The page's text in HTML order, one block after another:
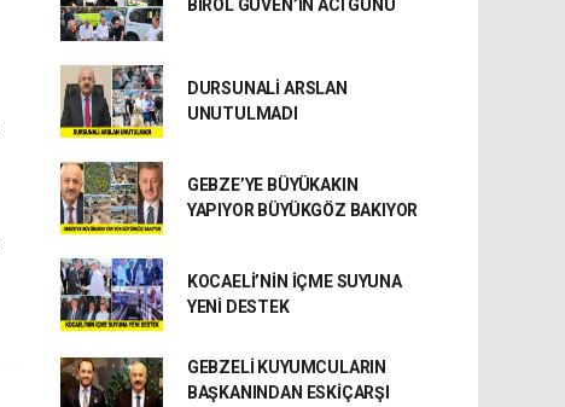
BİROL GÜVEN’İN ACI GÜNÜ
DURSUNALİ ARSLAN
UNUTULMADI
GEBZE’YE BÜYÜKAKIN
YAPIYOR BÜYÜKGÖZ BAKIYOR
KOCAELİ’NİN İÇME SUYUNA
YENİ DESTEK
GEBZELİ KUYUMCULARIN
BAŞKANINDAN ESKİÇARŞI